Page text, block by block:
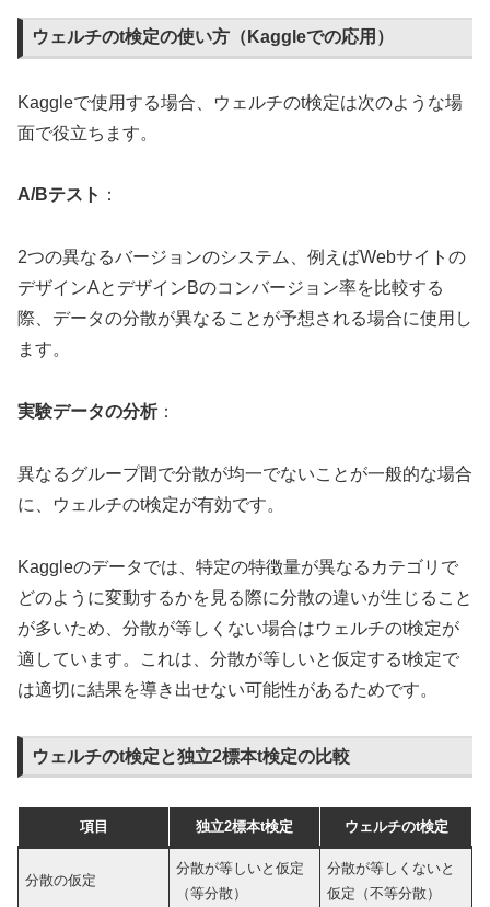
ウェルチのt検定の使い方（Kaggleでの応用）
Kaggleで使用する場合、ウェルチのt検定は次のような場
面で役立ちます。
A/Bテスト ：
2つの異なるバージョンのシステム、例えばWebサイトの
デザインAとデザインBのコンバージョン率を比較する
際、データの分散が異なることが予想される場合に使用し
ます。
実験データの分析：
異なるグループ間で分散が均一でないことが一般的な場合
に、ウェルチのt検定が有効です。
Kaggleのデータでは、特定の特徴量が異なるカテゴリで
どのように変動するかを見る際に分散の違いが生じること
が多いため、分散が等しくない場合はウェルチのt検定が
適しています。これは、分散が等しいと仮定するt検定で
は適切に結果を導き出せない可能性があるためです。
ウェルチのt検定と独立2標本t検定の比較
項目 独立2標本t検定 ウェルチのt検定
分散の仮定
分散が等しいと仮定
（等分散）
分散が等しくないと
仮定（不等分散）